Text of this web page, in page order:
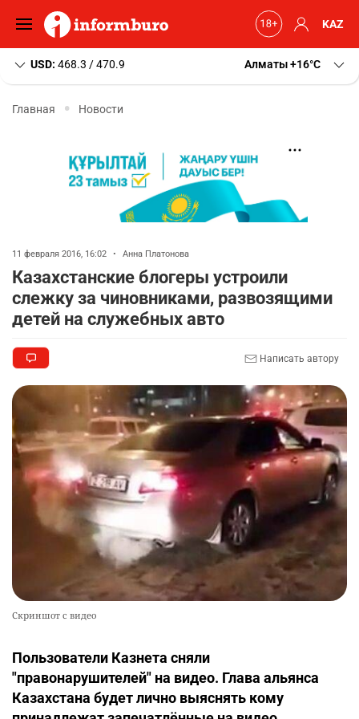
KAZ
USD: 468.3 / 470.9 Алматы+16 C
Главная Новости
11 февраля 2016, 16:02 • Анна Платонова
Казахстанские блогеры устроили
слежку за чиновниками, развозящими
детей на служебных авто
Написать автору
Скриншот с видео
Пользователи Казнета сняли
"правонарушителей" на видео. Глава альянса
Казахстана будет лично выяснять кому